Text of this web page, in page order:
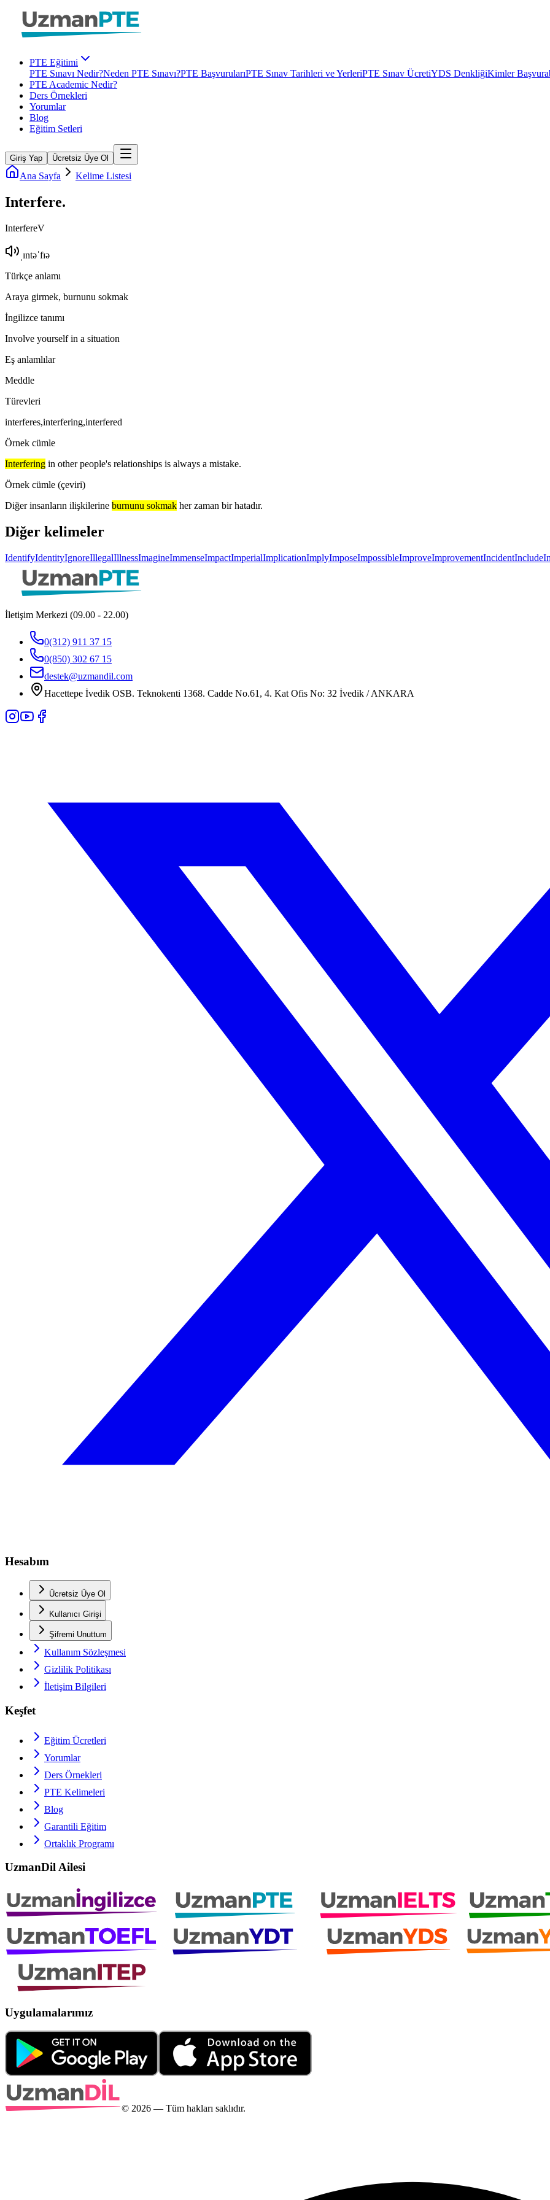
PTE Eğitimi
PTE Sınavı Nedir?Neden PTE Sınavı?PTE BaşvurularıPTE Sınav Tarihleri ve YerleriPTE Sınav ÜcretiYDS DenkliğiKimler
PTE Academic Nedir?
Ders Örnekleri
Yorumlar
Blog
Eğitim Setleri
Giriş Yap Ücretsiz Üye Ol
Ana Sayfa Kelime Listesi
Interfere.
InterfereV
ˌɪntəˈfɪə
Türkçe anlamı
Araya girmek, burnunu sokmak
İngilizce tanımı
Involve yourself in a situation
Eş anlamlılar
Meddle
Türevleri
interferes,interfering,interfered
Örnek cümle
Interfering in other people's relationships is always a mistake.
Örnek cümle (çeviri)
Diğer insanların ilişkilerine burnunu sokmak her zaman bir hatadır.
Diğer kelimeler
IdentifyIdentityIgnoreIllegalIllnessImagineImmenseImpactImperialImplicationImplyImposeImpossibleImproveImprovementIncidentInclude
İletişim Merkezi (09.00 - 22.00)
0(312) 911 37 15
0(850) 302 67 15
destek@uzmandil.com
Hacettepe İvedik OSB. Teknokenti 1368. Cadde No.61, 4. Kat Ofis No: 32 İvedik / ANKARA
Hesabım
Ücretsiz Üye Ol
Kullanıcı Girişi
Şifremi Unuttum
Kullanım Sözleşmesi
Gizlilik Politikası
İletişim Bilgileri
Keşfet
Eğitim Ücretleri
Yorumlar
Ders Örnekleri
PTE Kelimeleri
Blog
Garantili Eğitim
Ortaklık Programı
UzmanDil Ailesi
Uygulamalarımız
© 2026 — Tüm hakları saklıdır.